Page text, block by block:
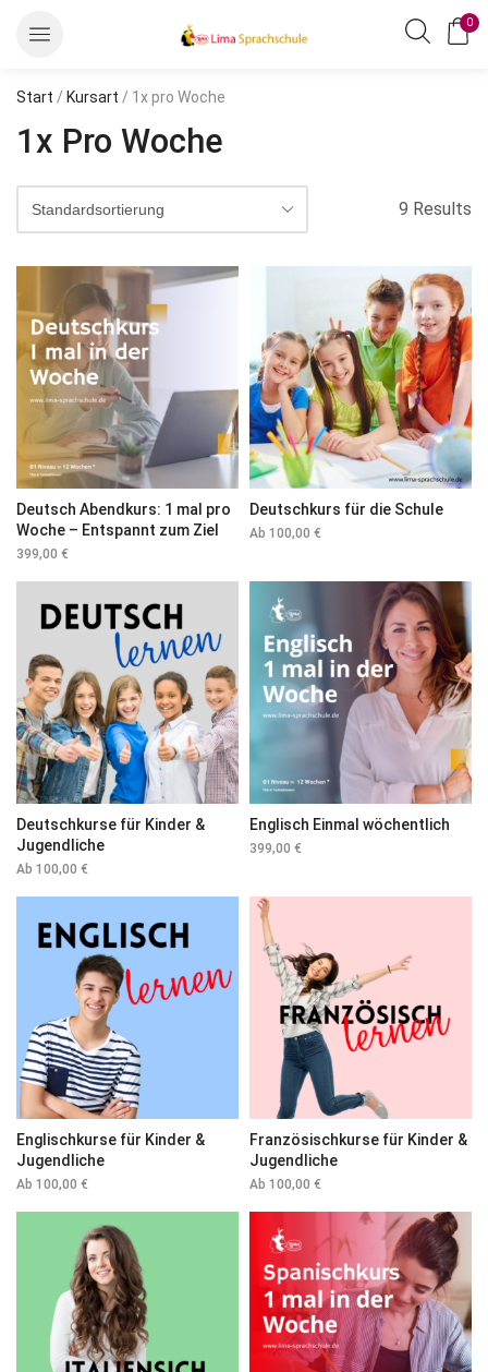
0
Start / Kursart / 1x pro Woche
1x Pro Woche
9 Results
Deutsch Abendkurs: 1 mal pro
Woche – Entspannt zum Ziel
399,00 €
Deutschkurs für die Schule
Ab 100,00 €
Deutschkurse für Kinder &
Jugendliche
Ab 100,00 €
Englisch Einmal wöchentlich
399,00 €
Englischkurse für Kinder &
Jugendliche
Ab 100,00 €
Französischkurse für Kinder &
Jugendliche
Ab 100,00 €